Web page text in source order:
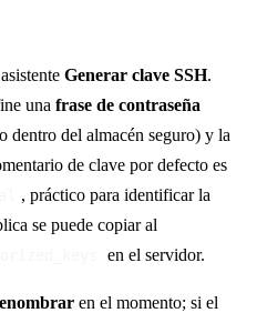
Generar clave SSH.
una frase de contraseña
dentro del almacén seguro) y la
de clave por defecto es
, práctico para identificar la
se puede copiar al
en el servidor.
en el momento; si el